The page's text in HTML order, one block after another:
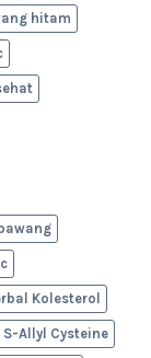
hitam
Kolesterol
S-Allyl Cysteine